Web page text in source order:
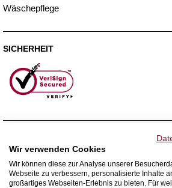
Wäschepflege
SICHERHEIT
WIR VERSENDEN MIT
Wir verwenden Cookies
Wir können diese zur Analyse unserer
Webseite zu verbessern, personalisierte Inhalte
großartiges Webseiten-Erlebnis zu bieten. Für